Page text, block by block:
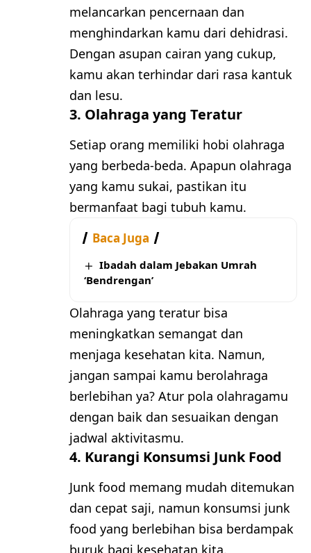
melancarkan pencernaan dan
menghindarkan kamu dari dehidrasi.
Dengan asupan cairan yang cukup,
kamu akan terhindar dari rasa kantuk
dan lesu.
3. Olahraga yang Teratur
Setiap orang memiliki hobi olahraga
yang berbeda-beda. Apapun olahraga
yang kamu sukai, pastikan itu
bermanfaat bagi tubuh kamu.
Baca Juga
Ibadah dalam Jebakan Umrah
‘Bendrengan’
Olahraga yang teratur bisa
meningkatkan semangat dan
menjaga kesehatan kita. Namun,
jangan sampai kamu berolahraga
berlebihan ya? Atur pola olahragamu
dengan baik dan sesuaikan dengan
jadwal aktivitasmu.
4. Kurangi Konsumsi Junk Food
Junk food memang mudah ditemukan
dan cepat saji, namun konsumsi junk
food yang berlebihan bisa berdampak
buruk bagi kesehatan kita.